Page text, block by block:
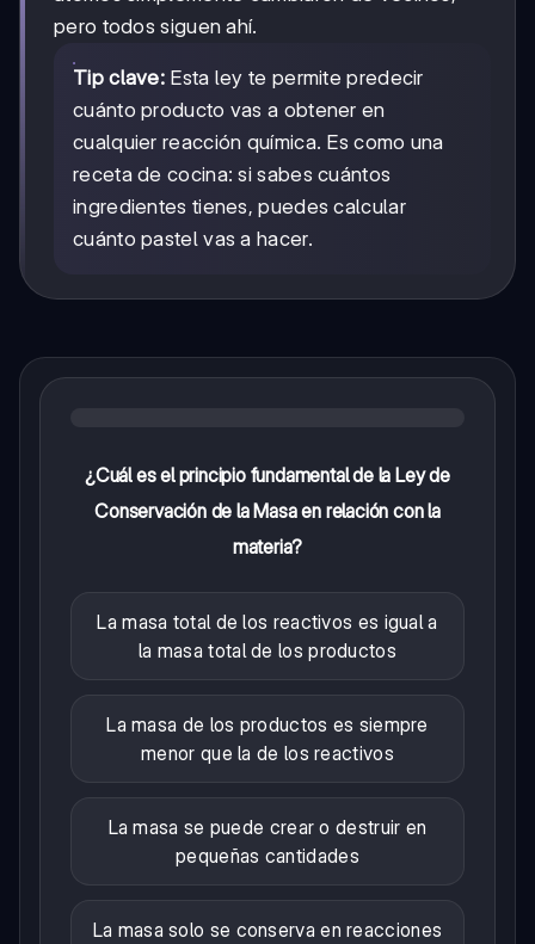
pero todos siguen ahí.
Tip clave: Esta ley te permite predecir
cuánto producto vas a obtener en
cualquier reacción química. Es como una
receta de cocina: si sabes cuántos
ingredientes tienes, puedes calcular
cuánto pastel vas a hacer.
¿Cuál es el principio fundamental de la Ley de
Conservación de la Masa en relación con la
materia?
La masa total de los reactivos es igual a
la masa total de los productos
La masa de los productos es siempre
menor que la de los reactivos
La masa se puede crear o destruir en
pequeñas cantidades
La masa solo se conserva en reacciones